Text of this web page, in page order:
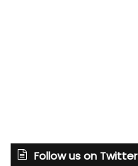
Follow us on Twitter